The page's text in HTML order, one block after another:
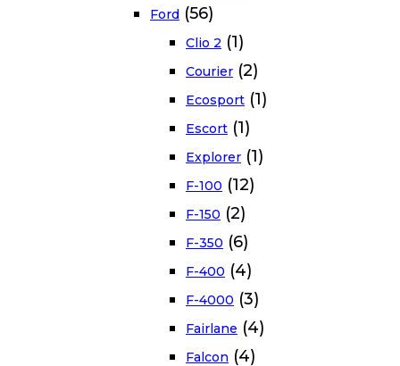
Ford (56)
Clio 2 (1)
Courier (2)
Ecosport (1)
Escort (1)
Explorer (1)
F-100 (12)
F-150 (2)
F-350 (6)
F-400 (4)
F-4000 (3)
Fairlane (4)
Falcon (4)